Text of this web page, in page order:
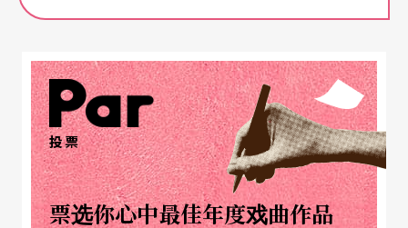
氯乙烷释放体》由剧场导演符宏征跨刀整合，将两
受，透过肢体展现。
《非关展览》是新加坡年轻数位艺术家Choy Ka Fai
在二○○三与二○○五年间，于跨界合作团体KYTV
（Kill Your Television Artist Collective）中所发表的
投票
票选你心中最佳年度戏曲作品